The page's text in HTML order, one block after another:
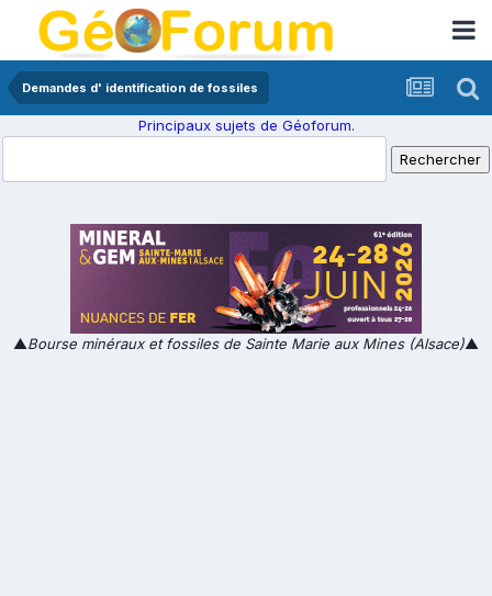
Demandes d' identification de fossiles
Principaux sujets de Géoforum.
▲Bourse minéraux et fossiles de Sainte Marie aux Mines (Alsace)▲